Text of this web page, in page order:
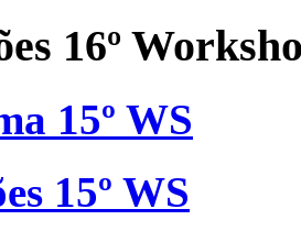
16º
15º WS
15º WS